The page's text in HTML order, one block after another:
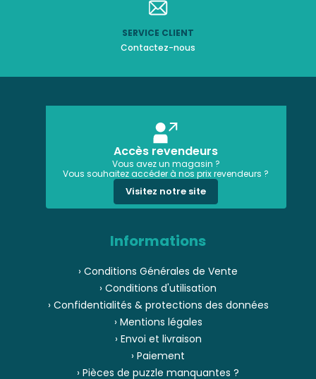
SERVICE CLIENT
Contactez-nous
Accès revendeurs
Vous avez un magasin ?
Vous souhaitez accéder à nos prix revendeurs ?
Visitez notre site
Informations
› Conditions Générales de Vente
› Conditions d'utilisation
› Confidentialités & protections des données
› Mentions légales
› Envoi et livraison
› Paiement
› Pièces de puzzle manquantes ?